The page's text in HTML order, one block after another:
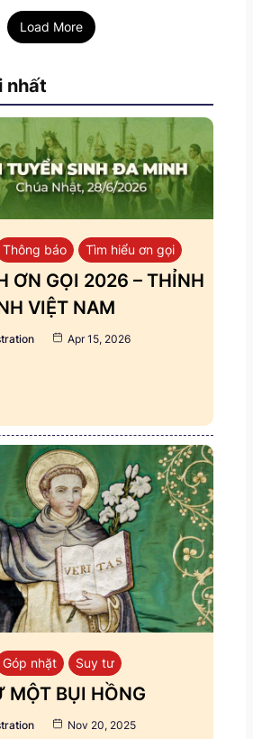
Load More
nhất
Thông báo Tìm hiểu ơn gọi
ƠN GỌI 2026 – THỈNH
VIỆT NAM
Apr 15, 2026
Góp nhặt Suy tư
MỘT BỤI HỒNG
Nov 20, 2025